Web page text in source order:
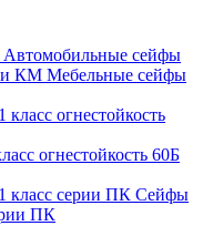
Автомобильные сейфы
Мебельные сейфы
огнестойкость 60Б
Сейфы
ПК